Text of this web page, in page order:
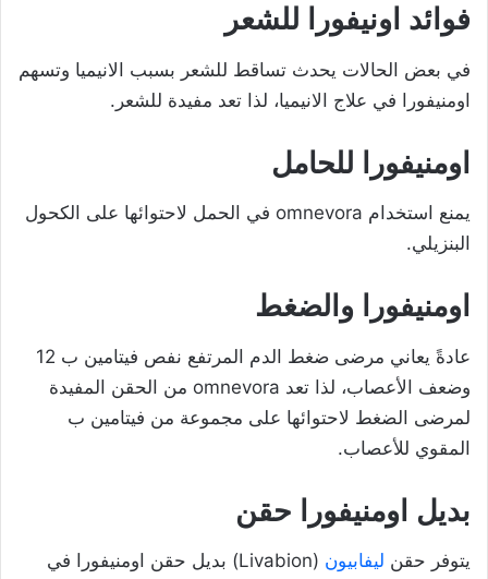
فوائد اونيفورا للشعر
في بعض الحالات يحدث تساقط للشعر بسبب الانيميا وتسهم
اومنيفورا في علاج الانيميا، لذا تعد مفيدة للشعر.
اومنيفورا للحامل
يمنع استخدام omnevora في الحمل لاحتوائها على الكحول
البنزيلي.
اومنيفورا والضغط
عادةً يعاني مرضى ضغط الدم المرتفع نفص فيتامين ب 12
وضعف الأعصاب، لذا تعد omnevora من الحقن المفيدة
لمرضى الضغط لاحتوائها على مجموعة من فيتامين ب
المقوي للأعصاب.
بديل اومنيفورا حقن
يتوفر حقن ليفابيون
(Livabion) بديل حقن اومنيفورا في